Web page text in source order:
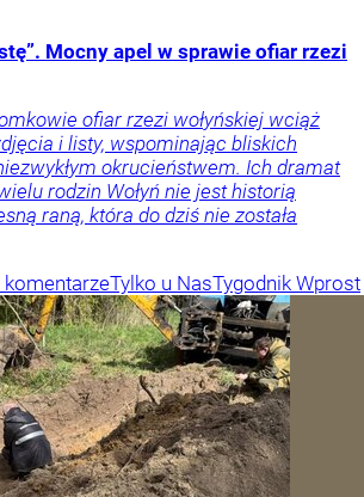
Mocny apel w sprawie ofiar rzezi
ofiar rzezi wołyńskiej wciąż
i listy, wspominając bliskich
okrucieństwem. Ich dramat
rodzin Wołyń nie jest historią
raną, która do dziś nie została
komentarzeTylko u NasTygodnik Wprost